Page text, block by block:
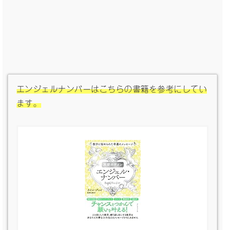
エンジェルナンバーはこちらの書籍を参考にしてい
ます。